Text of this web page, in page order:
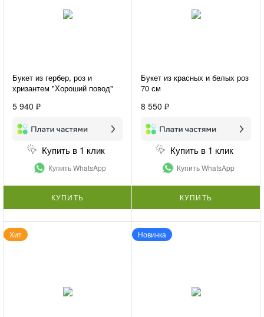
Букет из гербер, роз и
хризантем "Хороший повод"
5 940 ₽
Купить в 1 клик
Купить WhatsApp
КУПИТЬ
Букет из красных и белых роз
70 см
8 550 ₽
Купить в 1 клик
Купить WhatsApp
КУПИТЬ
Хит Новинка